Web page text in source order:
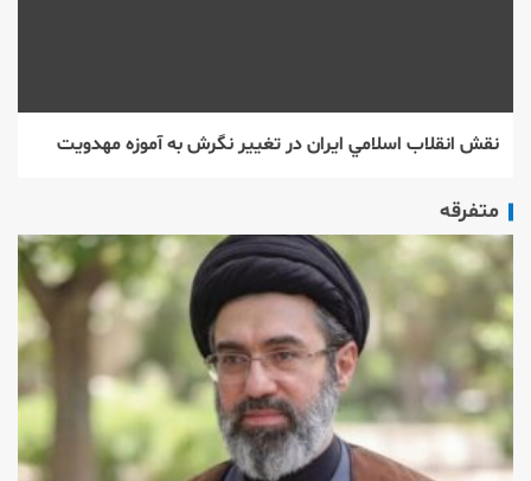
نقش انقلاب اسلامي ايران در تغيير نگرش به آموزه مهدويت
متفرقه